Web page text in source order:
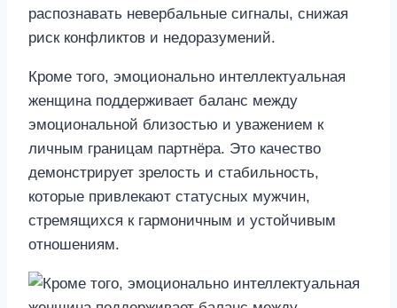
распознавать невербальные сигналы, снижая
риск конфликтов и недоразумений.
Кроме того, эмоционально интеллектуальная
женщина поддерживает баланс между
эмоциональной близостью и уважением к
личным границам партнёра. Это качество
демонстрирует зрелость и стабильность,
которые привлекают статусных мужчин,
стремящихся к гармоничным и устойчивым
отношениям.